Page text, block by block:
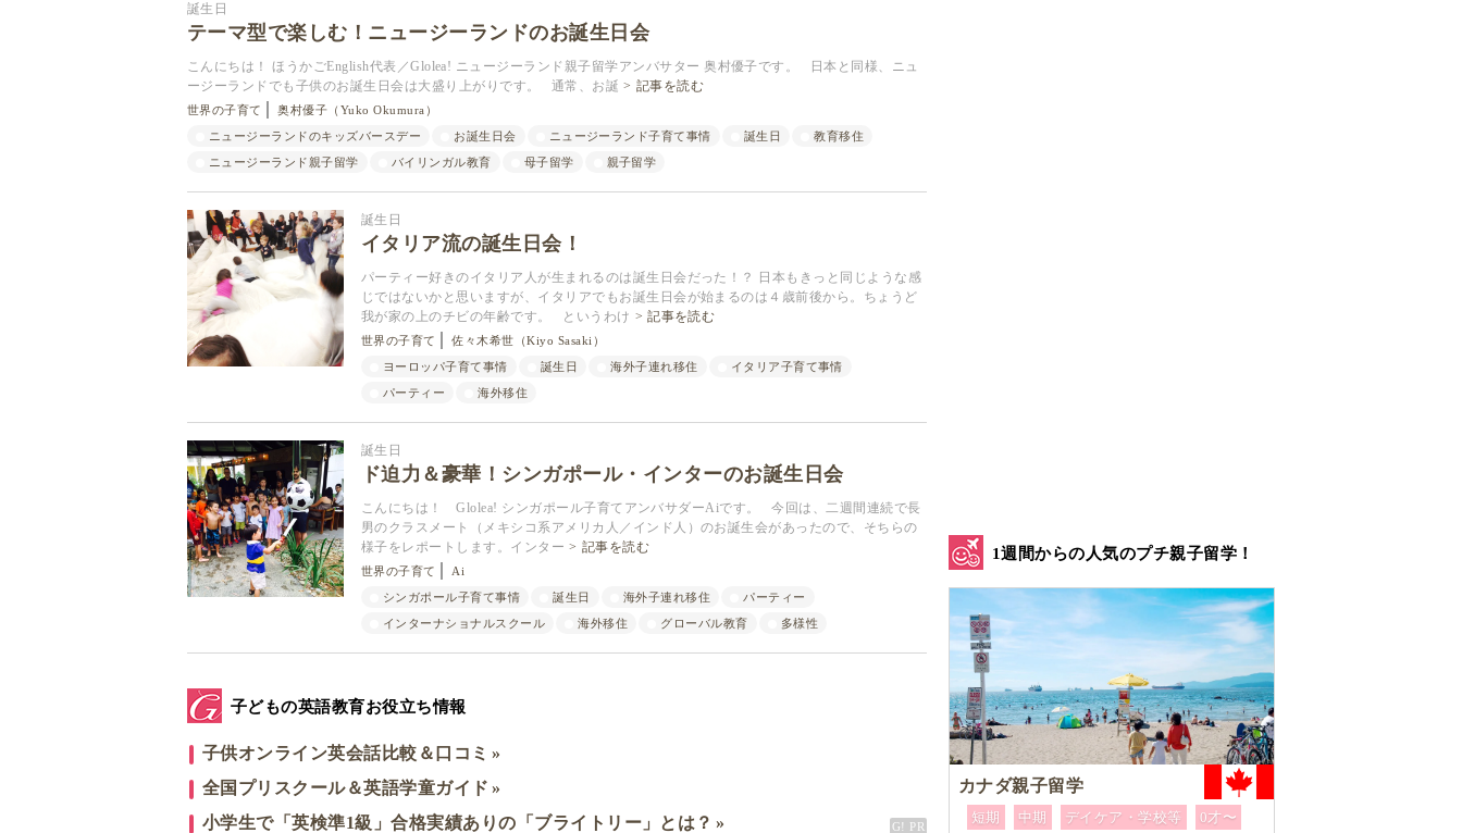
誕生日
テーマ型で楽しむ！ニュージーランドのお誕生日会
こんにちは！ ほうかごEnglish代表／Glolea! ニュージーランド親子留学アンバサター 奥村優子です。 日本と同様、ニュ
ージーランドでも子供のお誕生日会は大盛り上がりです。 通常、お誕
記事を読む
世界の子育て
奥村優子（Yuko Okumura）
ニュージーランドのキッズバースデー
お誕生日会 ニュージーランド子育て事情 誕生日
教育移住
ニュージーランド親子留学
バイリンガル教育 母子留学 親子留学
誕生日
イタリア流の誕生日会！
パーティー好きのイタリア人が生まれるのは誕生日会だった！？ 日本もきっと同じような感
じではないかと思いますが、イタリアでもお誕生日会が始まるのは４歳前後から。ちょうど
我が家の上のチビの年齢です。 というわけ
記事を読む
世界の子育て
佐々木希世（Kiyo Sasaki）
ヨーロッパ子育て事情
誕生日 海外子連れ移住
イタリア子育て事情
パーティー
海外移住
誕生日
ド迫力＆豪華！シンガポール・インターのお誕生日会
こんにちは！ Glolea! シンガポール子育てアンバサダーAiです。 今回は、二週間連続で長
男のクラスメート（メキシコ系アメリカ人／インド人）のお誕生会があったので、そちらの
様子をレポートします。インター
記事を読む
世界の子育て
Ai
シンガポール子育て事情
誕生日 海外子連れ移住
パーティー
インターナショナルスクール
海外移住 グローバル教育 多様性
子どもの英語教育お役立ち情報
子供オンライン英会話比較＆口コミ
全国プリスクール＆英語学童ガイド
小学生で「英検準1級」合格実績ありの「ブライトリー」とは？
1週間からの人気のプチ親子留学！
カナダ親子留学
短期 中期 デイケア・学校等
0才〜